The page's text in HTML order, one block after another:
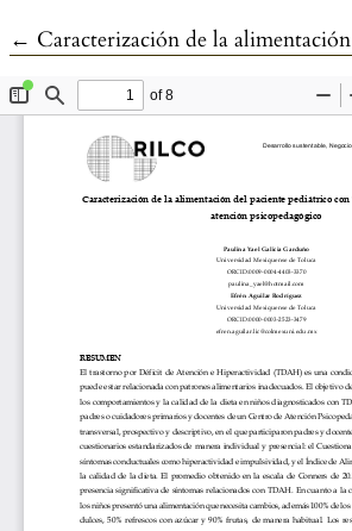
← Volver a los detalles del artículo
Caracterización de la alimentación del paciente pediátrico con TDAH de un centro de atención psicopedagógico